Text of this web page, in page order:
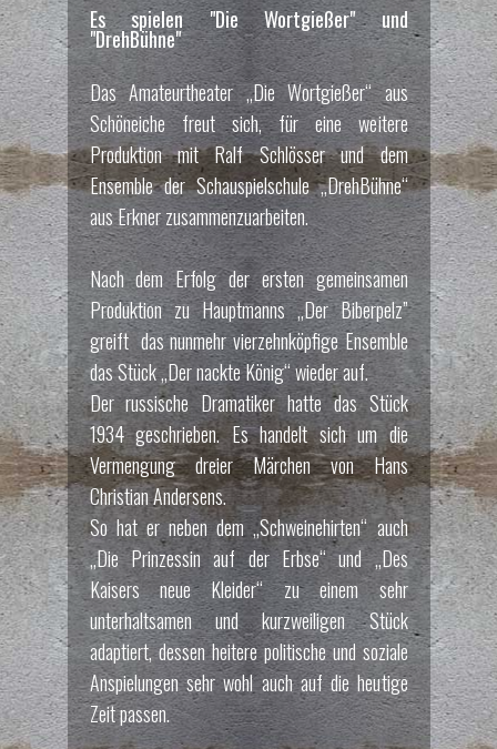
Es spielen "Die Wortgießer" und
"DrehBühne"
Das Amateurtheater „Die Wortgießer“ aus
Schöneiche freut sich, für eine weitere
Produktion mit Ralf Schlösser und dem
Ensemble der Schauspielschule „DrehBühne“
aus Erkner zusammenzuarbeiten.
Nach dem Erfolg der ersten gemeinsamen
Produktion zu Hauptmanns „Der Biberpelz”
greift das nunmehr vierzehnköpfige Ensemble
das Stück „Der nackte König“ wieder auf.
Der russische Dramatiker hatte das Stück
1934 geschrieben. Es handelt sich um die
Vermengung dreier Märchen von Hans
Christian Andersens.
So hat er neben dem „Schweinehirten“ auch
„Die Prinzessin auf der Erbse“ und „Des
Kaisers neue Kleider“ zu einem sehr
unterhaltsamen und kurzweiligen Stück
adaptiert, dessen heitere politische und soziale
Anspielungen sehr wohl auch auf die heutige
Zeit passen.